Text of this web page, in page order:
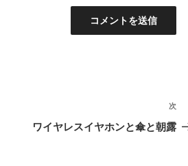
次
の
次
ワイヤレスイヤホンと傘と朝露